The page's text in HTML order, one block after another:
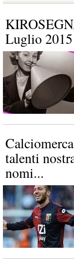
Luglio 2015
talenti
nomi...